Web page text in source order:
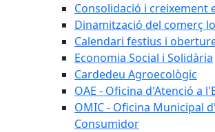
Consolidació i creixement
Dinamització del comerç
Calendari festius i
Economia Social i Solidària
Cardedeu Agroecològic
OAE - Oficina d'Atenció a
OMIC - Oficina Municipal
Consumidor